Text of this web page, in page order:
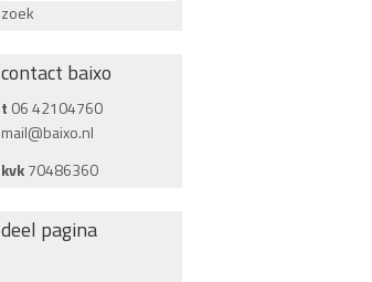
zoek
contact baixo
t 06 42104760
mail@baixo.nl
kvk70486360
deel pagina